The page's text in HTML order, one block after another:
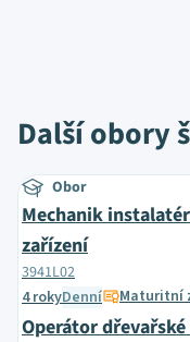
Další obory
Obor
Mechanik
zařízení
3941L02
4 rokyDenní Maturitní
Operátor